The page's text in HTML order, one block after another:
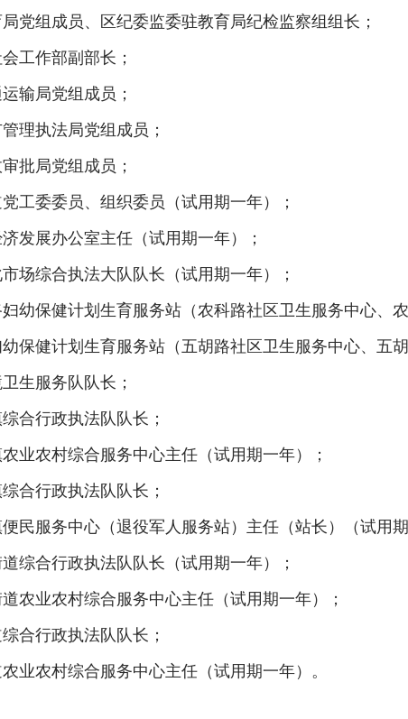
党组成员、区纪委监委驻教育局纪检监察组组长；
工作部副部长；
输局党组成员；
理执法局党组成员；
批局党组成员；
工委委员、组织委员（试用期一年）；
发展办公室主任（试用期一年）；
场综合执法大队队长（试用期一年）；
幼保健计划生育服务站（农科路社区卫生服务中心、
保健计划生育服务站（五胡路社区卫生服务中心、五
生服务队队长；
合行政执法队队长；
业农村综合服务中心主任（试用期一年）；
合行政执法队队长；
民服务中心（退役军人服务站）主任（站长）（试用期
综合行政执法队队长（试用期一年）；
农业农村综合服务中心主任（试用期一年）；
合行政执法队队长；
业农村综合服务中心主任（试用期一年）。